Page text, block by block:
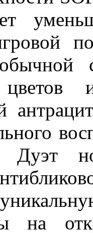
цветов
Дуэт
на